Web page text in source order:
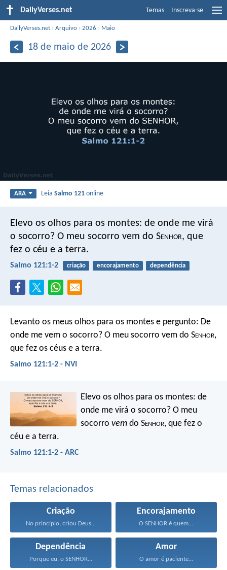
DailyVerses.net Temas Inscreva-se
DailyVerses.net ›Arquivo ›2026 › Maio
18 de maio de 2026
ARA LeiaSalmo 121 online
Elevo os olhos para os montes: de onde me virá
o socorro? O meu socorro vem do Senhor, que
fez o céu e a terra.
Salmo 121:1-2 criação encorajamento dependência
Levanto os meus olhos para os montes e pergunto: De
onde me vem o socorro? O meu socorro vem do Senhor,
que fez os céus e a terra.
Salmo 121:1-2 - NVI
Elevo os olhos para os montes: de
onde me virá o socorro? O meu
socorrovem do Senhor, que fez o
céu e a terra.
Salmo 121:1-2 - ARC
Temas relacionados
Criação
No princípio, criou Deus...
Encorajamento
O SENHOR é quem...
Dependência
Porque eu, o SENHOR...
Amor
O amor é paciente...